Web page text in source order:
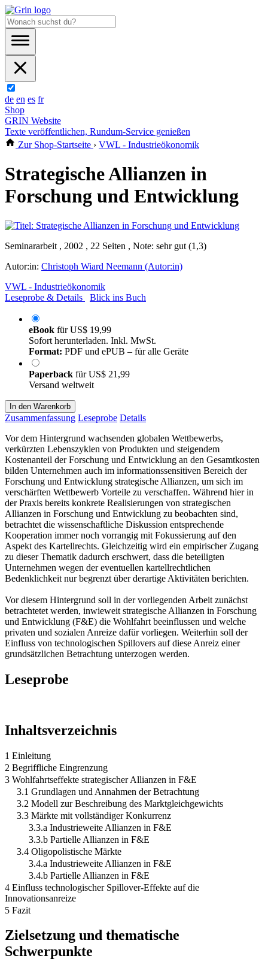
de en es fr
Shop
GRIN Website
Texte veröffentlichen, Rundum-Service genießen
Zur Shop-Startseite › VWL - Industrieökonomik
Strategische Allianzen in
Forschung und Entwicklung
Seminararbeit , 2002 , 22 Seiten , Note: sehr gut (1,3)
Autor:in: Christoph Wiard Neemann (Autor:in)
VWL - Industrieökonomik
Leseprobe & Details
Blick ins Buch
eBook fürUS$ 19,99
Sofort herunterladen. Inkl. MwSt.
Format: PDF und ePUB – für alle Geräte
Paperback fürUS$ 21,99
Versand weltweit
In den Warenkorb
Zusammenfassung Leseprobe Details
Vor dem Hintergrund wachsenden globalen Wettbewerbs,
verkürzten Lebenszyklen von Produkten und steigendem
Kostenanteil der Forschung und Entwicklung an den Gesamtkosten
bilden Unternehmen auch im informationssensitiven Bereich der
Forschung und Entwicklung strategische Allianzen, um sich im
verschärften Wettbewerb Vorteile zu verschaffen. Während hier in
der Praxis bereits konkrete Realisierungen von strategischen
Allianzen in Forschung und Entwicklung zu beobachten sind,
betrachtet die wissenschaftliche Diskussion entsprechende
Kooperation immer noch vorrangig mit Fokussierung auf den
Aspekt des Kartellrechts. Gleichzeitig wird ein empirischer Zugang
zu dieser Thematik dadurch erschwert, dass die beteiligten
Unternehmen wegen der eventuellen kartellrechtlichen
Bedenklichkeit nur begrenzt über derartige Aktivitäten berichten.
Vor diesem Hintergrund soll in der vorliegenden Arbeit zunächst
betrachtetet werden, inwieweit strategische Allianzen in Forschung
und Entwicklung (F&E) die Wohlfahrt beeinflussen und welche
privaten und sozialen Anreize dafür vorliegen. Weiterhin soll der
Einfluss von technologischen Spillovers auf diese Anreiz einer
grundsätzlichen Betrachtung unterzogen werden.
Leseprobe
Inhaltsverzeichnis
1 Einleitung
2 Begriffliche Eingrenzung
3 Wohlfahrtseffekte strategischer Allianzen in F&E
3.1 Grundlagen und Annahmen der Betrachtung
3.2 Modell zur Beschreibung des Marktgleichgewichts
3.3 Märkte mit vollständiger Konkurrenz
3.3.a Industrieweite Allianzen in F&E
3.3.b Partielle Allianzen in F&E
3.4 Oligopolistische Märkte
3.4.a Industrieweite Allianzen in F&E
3.4.b Partielle Allianzen in F&E
4 Einfluss technologischer Spillover-Effekte auf die
Innovationsanreize
5 Fazit
Zielsetzung und thematische
Schwerpunkte